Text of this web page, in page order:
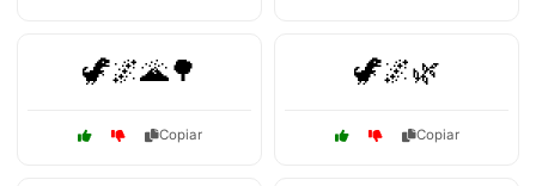
🦖🌌🌋🌳
Copiar
🦖🌌🌿
Copiar